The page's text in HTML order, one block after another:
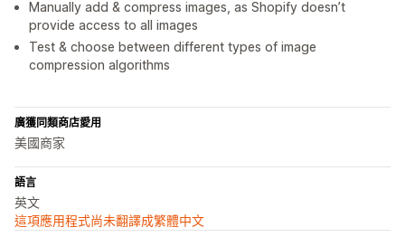
Manually add & compress images, as Shopify doesn’t
provide access to all images
Test & choose between different types of image
compression algorithms
廣獲同類商店愛用
美國商家
語言
英文
這項應用程式尚未翻譯成繁體中文